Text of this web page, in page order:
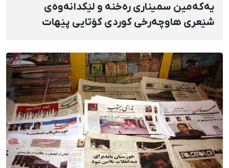
یەكەمین سمیناری رەخنە و لێكدانەوەی
شێعری هاوچەرخی كوردی كۆتایی پێهات